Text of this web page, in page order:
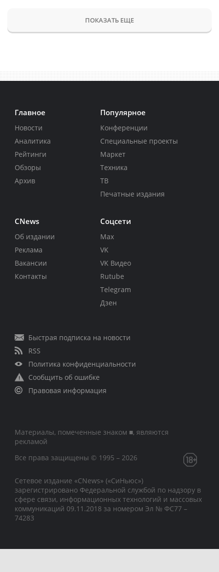
ПОКАЗАТЬ ЕЩЕ
Главное
Новости
Аналитика
Рейтинги
Обзоры
Архив
Популярное
Конференции
Специальные проекты
Маркет
Техника
ТВ
Печатные издания
CNews
Об издании
Реклама
Вакансии
Контакты
Соцсети
Max
VK
VK Видео
Rutube
Telegram
Дзен
Быстрая подписка на новости
RSS
Политика конфиденциальности
Сообщить об ошибке
Правовая информация
Материалы, помеченные знаком ■, являются
рекламой
Все права защищены © 1995 – 2026
Сетевое издание «CNews» («СиНьюс»)
зарегистрировано Федеральной службой по надзору в
сфере связи, информационных технологий и массовых
коммуникаций 09.11.2018 за номером Эл № ФС77 –
74283